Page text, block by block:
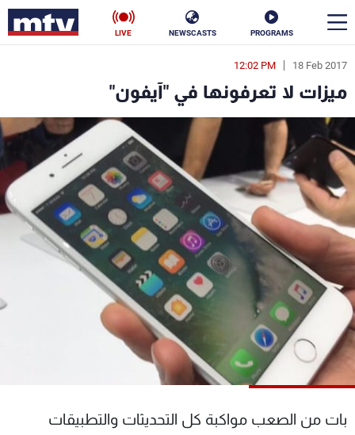
PROGRAMS
NEWSCASTS
LIVE
18 Feb 2017
12:02 PM
ميزات لا تعرفونها في "آيفون"
بات من الصعب مواكبة كل التحديثات والتطبيقات
en
الأخبار
سياسة ناس
إقتصاد فن
منوعات رياضة
كأس العالم
البرامج
جدول البرامج
شاهد البرامج